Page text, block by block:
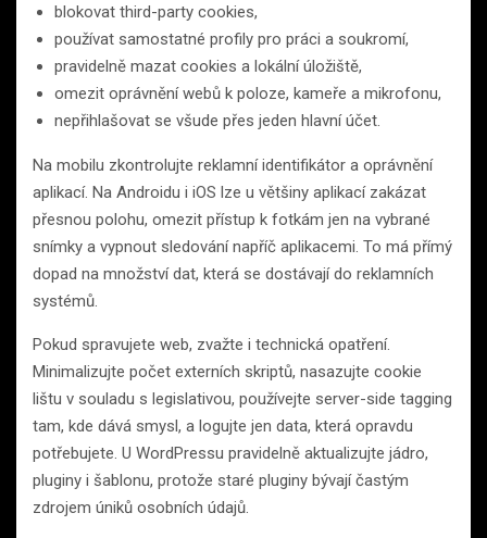
blokovat third-party cookies,
používat samostatné profily pro práci a soukromí,
pravidelně mazat cookies a lokální úložiště,
omezit oprávnění webů k poloze, kameře a mikrofonu,
nepřihlašovat se všude přes jeden hlavní účet.
Na mobilu zkontrolujte reklamní identifikátor a oprávnění
aplikací. Na Androidu i iOS lze u většiny aplikací zakázat
přesnou polohu, omezit přístup k fotkám jen na vybrané
snímky a vypnout sledování napříč aplikacemi. To má přímý
dopad na množství dat, která se dostávají do reklamních
systémů.
Pokud spravujete web, zvažte i technická opatření.
Minimalizujte počet externích skriptů, nasazujte cookie
lištu v souladu s legislativou, používejte server-side tagging
tam, kde dává smysl, a logujte jen data, která opravdu
potřebujete. U WordPressu pravidelně aktualizujte jádro,
pluginy i šablonu, protože staré pluginy bývají častým
zdrojem úniků osobních údajů.